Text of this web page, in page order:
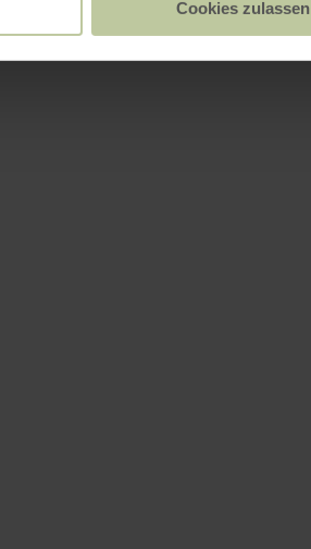
Cookies zulassen